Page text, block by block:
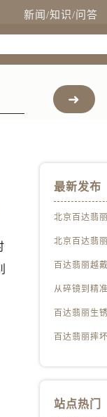
新闻/知识/问答
最新发布
站点热门